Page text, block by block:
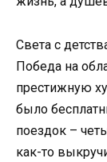
Света с
Победа на
престижную
было
поездок –
как-то